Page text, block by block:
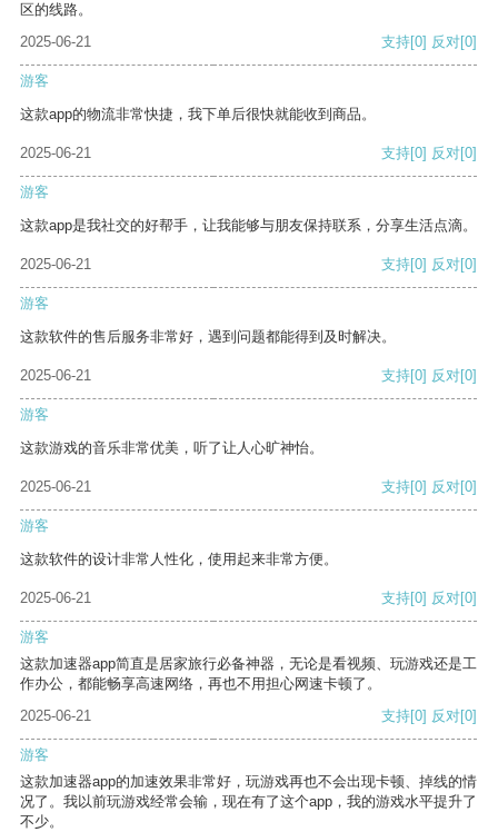
区的线路。
2025-06-21
支持[0] 反对[0]
游客
这款app的物流非常快捷，我下单后很快就能收到商品。
2025-06-21 支持[0] 反对[0]
游客
这款app是我社交的好帮手，让我能够与朋友保持联系，分享生活点滴。
2025-06-21 支持[0] 反对[0]
游客
这款软件的售后服务非常好，遇到问题都能得到及时解决。
2025-06-21 支持[0] 反对[0]
游客
这款游戏的音乐非常优美，听了让人心旷神怡。
2025-06-21 支持[0] 反对[0]
游客
这款软件的设计非常人性化，使用起来非常方便。
2025-06-21 支持[0] 反对[0]
游客
这款加速器app简直是居家旅行必备神器，无论是看视频、玩游戏还是工
作办公，都能畅享高速网络，再也不用担心网速卡顿了。
2025-06-21
支持[0] 反对[0]
游客
这款加速器app的加速效果非常好，玩游戏再也不会出现卡顿、掉线的情
况了。我以前玩游戏经常会输，现在有了这个app，我的游戏水平提升了
不少。